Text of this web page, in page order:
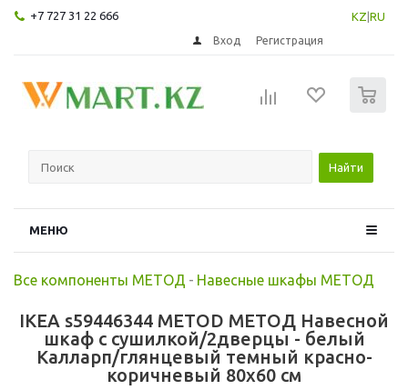
+7 727 31 22 666 KZ RU
Вход Регистрация
Найти
МЕНЮ
Все компоненты МЕТОД - Навесные шкафы МЕТОД
IKEA s59446344 METOD МЕТОД Навесной
шкаф с сушилкой/2дверцы - белый
Калларп/глянцевый темный красно-
коричневый 80x60 см